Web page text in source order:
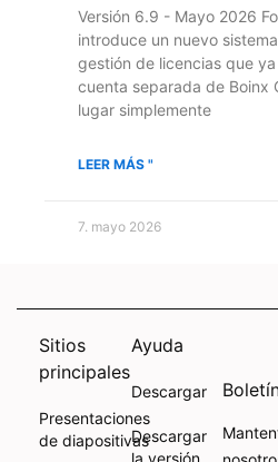
Versión 6.9 - Mayo 2026
introduce un nuevo
gestión de licencias que
cuenta separada de Boinx
lugar simplemente
LEER MÁS "
7. mayo 2026
Sitios
principales
Presentaciones
de diapositivas
Ayuda
Descargar
Descargar
la versión